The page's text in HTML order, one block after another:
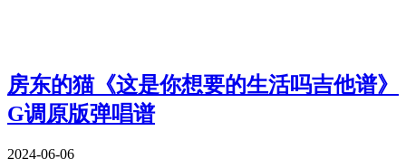
房东的猫《这是你想要的生活吗吉他谱》
G调原版弹唱谱
2024-06-06